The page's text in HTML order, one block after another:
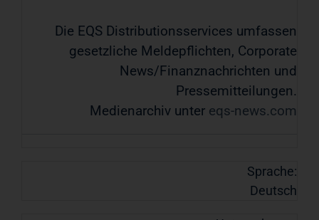
Die EQS Distributionsservices umfassen
gesetzliche Meldepflichten, Corporate
News/Finanznachrichten und
Pressemitteilungen.
Medienarchiv unter eqs-news.com
Sprache:
Deutsch